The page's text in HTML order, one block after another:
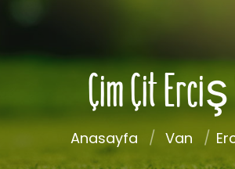
Çim Çit
Anasayfa Van